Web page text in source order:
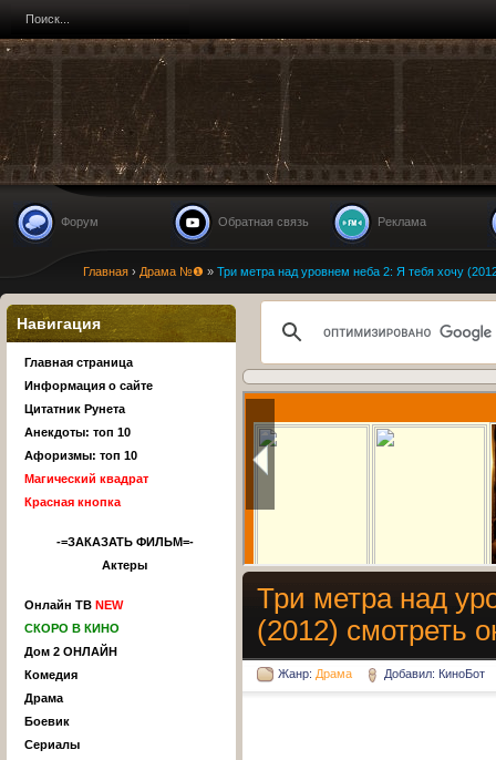
Форум Обратная связь Реклама
Главная › Драма №❶ » Три метра над уровнем неба 2: Я тебя хочу
Три метра над
(2012) смотреть
Жанр: Драма Добавил: КиноБот
Навигация
Главная страница
Информация о сайте
Цитатник Рунета
Анекдоты: топ 10
Афоризмы: топ 10
Магический квадрат
Красная кнопка
-=ЗАКАЗАТЬ ФИЛЬМ=-
Актеры
Онлайн ТВ NEW
СКОРО В КИНО
Дом 2 ОНЛАЙН
Комедия
Драма
Боевик
Сериалы